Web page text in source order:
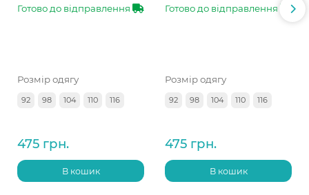
Готово до відправлення
Розмір одягу
92 98 104 110 116
475 грн.
В кошик
Готово до відправлення
Розмір одягу
92 98 104 110 116
475 грн.
В кошик